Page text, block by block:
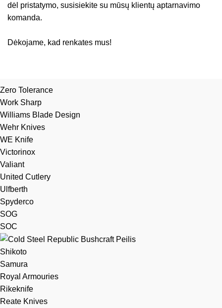
dėl pristatymo, susisiekite su mūsų klientų aptarnavimo
komanda.
Dėkojame, kad renkates mus!
Zero Tolerance
Work Sharp
Williams Blade Design
Wehr Knives
WE Knife
Victorinox
Valiant
United Cutlery
Ulfberth
Spyderco
SOG
SOC
Shikoto
Samura
Royal Armouries
Rikeknife
Reate Knives